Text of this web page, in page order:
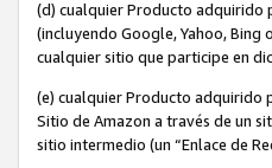
(d) cualquier Producto adquirido
(incluyendo Google, Yahoo,
cualquier sitio que participe en
(e) cualquier Producto adquirido
Sitio de Amazon a través de un
sitio intermedio (un “Enlace de